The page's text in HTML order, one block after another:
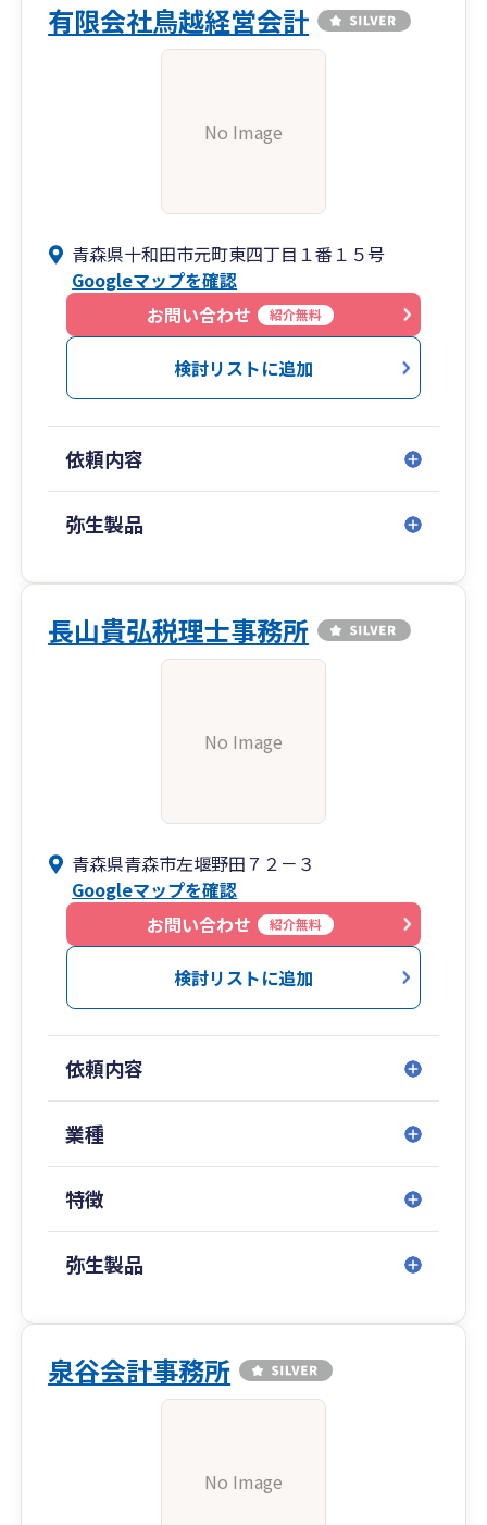
有限会社鳥越経営会計
No Image
青森県十和田市元町東四丁目１番１５号
Googleマップを確認
お問い合わせ
紹介無料
検討リストに追加
依頼内容
弥生製品
長山貴弘税理士事務所
No Image
青森県青森市左堰野田７２－３
Googleマップを確認
お問い合わせ
紹介無料
検討リストに追加
依頼内容
業種
特徴
弥生製品
泉谷会計事務所
No Image